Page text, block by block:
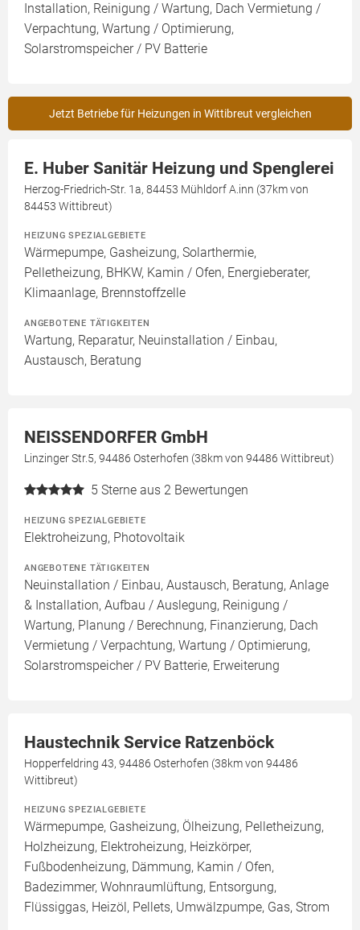
Installation, Reinigung / Wartung, Dach Vermietung /
Verpachtung, Wartung / Optimierung,
Solarstromspeicher / PV Batterie
Jetzt Betriebe für Heizungen in Wittibreut vergleichen
E. Huber Sanitär Heizung und Spenglerei
Herzog-Friedrich-Str. 1a, 84453 Mühldorf A.inn (37km von
84453 Wittibreut)
HEIZUNG SPEZIALGEBIETE
Wärmepumpe, Gasheizung, Solarthermie,
Pelletheizung, BHKW, Kamin / Ofen, Energieberater,
Klimaanlage, Brennstoffzelle
ANGEBOTENE TÄTIGKEITEN
Wartung, Reparatur, Neuinstallation / Einbau,
Austausch, Beratung
NEISSENDORFER GmbH
Linzinger Str.5, 94486 Osterhofen (38km von 94486 Wittibreut)
5 Sterne aus 2 Bewertungen
HEIZUNG SPEZIALGEBIETE
Elektroheizung, Photovoltaik
ANGEBOTENE TÄTIGKEITEN
Neuinstallation / Einbau, Austausch, Beratung, Anlage
& Installation, Aufbau / Auslegung, Reinigung /
Wartung, Planung / Berechnung, Finanzierung, Dach
Vermietung / Verpachtung, Wartung / Optimierung,
Solarstromspeicher / PV Batterie, Erweiterung
Haustechnik Service Ratzenböck
Hopperfeldring 43, 94486 Osterhofen (38km von 94486
Wittibreut)
HEIZUNG SPEZIALGEBIETE
Wärmepumpe, Gasheizung, Ölheizung, Pelletheizung,
Holzheizung, Elektroheizung, Heizkörper,
Fußbodenheizung, Dämmung, Kamin / Ofen,
Badezimmer, Wohnraumlüftung, Entsorgung,
Flüssiggas, Heizöl, Pellets, Umwälzpumpe, Gas, Strom